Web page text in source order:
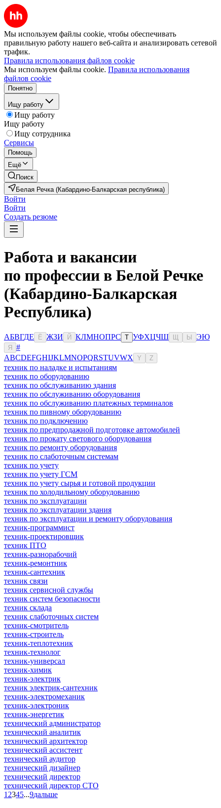
Мы используем файлы cookie, чтобы обеспечивать
правильную работу нашего веб-сайта и анализировать сетевой
трафик.
Правила использования файлов cookie
Мы используем файлы cookie. Правила использования
файлов cookie
Понятно
Ищу работу
Ищу работу
Ищу работу
Ищу сотрудника
Сервисы
Помощь
Ещё
Поиск
Белая Речка (Кабардино-Балкарская республика)
Войти
Войти
Создать резюме
Работа и вакансии
по профессии в Белой Речке
(Кабардино-Балкарская
Республика)
АБВГДЕ Ё ЖЗИ Й КЛМНОПРС Т УФХЦЧШ Ы ЭЮ
Я
#
ABCDEFGHIJKLMNOPQRSTUVWX Y Z
техник по наладке и испытаниям
техник по оборудованию
техник по обслуживанию здания
техник по обслуживанию оборудования
техник по обслуживанию платежных терминалов
техник по пивному оборудованию
техник по подключению
техник по предпродажной подготовке автомобилей
техник по прокату светового оборудования
техник по ремонту оборудования
техник по слаботочным системам
техник по учету
техник по учету ГСМ
техник по учету сырья и готовой продукции
техник по холодильному оборудованию
техник по эксплуатации
техник по эксплуатации здания
техник по эксплуатации и ремонту оборудования
техник-программист
техник-проектировщик
техник ПТО
техник-разнорабочий
техник-ремонтник
техник-сантехник
техник связи
техник сервисной службы
техник систем безопасности
техник склада
техник слаботочных систем
техник-смотритель
техник-строитель
техник-теплотехник
техник-технолог
техник-универсал
техник-химик
техник-электрик
техник электрик-сантехник
техник-электромеханик
техник-электроник
техник-энергетик
технический администратор
технический аналитик
технический архитектор
технический ассистент
технический аудитор
технический дизайнер
технический директор
технический директор CTO
1 2345...9дальше